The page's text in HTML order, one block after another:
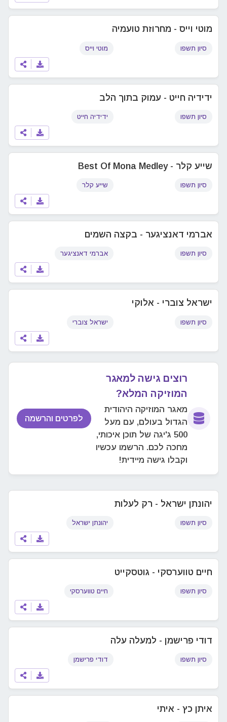
מוטי וייס - מחרוזת טועמיה
סיון תשפו מוטי וייס
ידידיה חייט - עמוק בתוך הלב
סיון תשפו ידידיה חייט
שייע קלר - Best Of Mona Medley
סיון תשפו שייע קלר
אברמי דאנציגער - בקצה השמים
סיון תשפו אברמי דאנציגער
ישראל צוברי - אלוקי
סיון תשפו ישראל צוברי
רוצים גישה למאגר
המוזיקה המלא?
מאגר המוזיקה היהודית
הגדול בעולם, עם מעל
500 ג'יגה של תוכן איכותי,
מחכה לכם. הרשמו עכשיו
וקבלו גישה מיידית!
לפרטים והרשמה
יהונתן ישראל - רק לעלות
סיון תשפו יהונתן ישראל
חיים טווערסקי - גוטסקייט
סיון תשפו חיים טווערסקי
דודי פרישמן - למעלה עלה
סיון תשפו דודי פרישמן
איתן כץ - איתי